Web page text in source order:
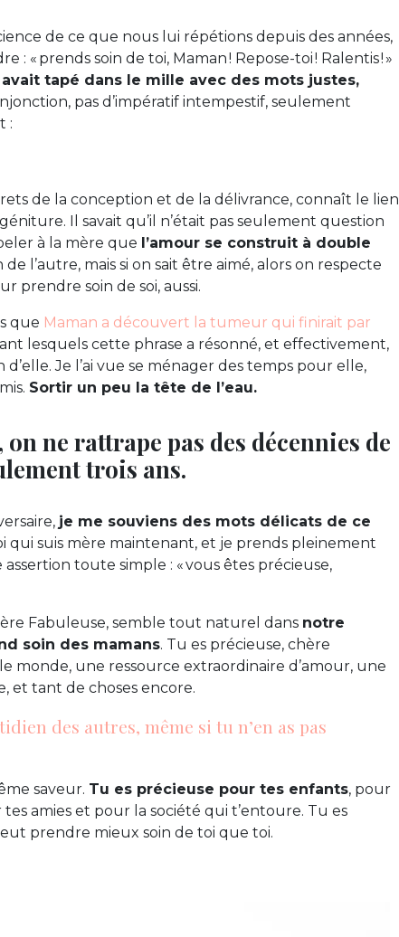
de ce que nous lui répétions depuis des années,
: « prends soin de toi, Maman ! Repose-toi ! Ralentis ! »
tapé dans le mille avec des mots justes,
pas d’impératif intempestif, seulement
:
de la conception et de la délivrance, connaît le lien
Il savait qu’il n’était pas seulement question
à la mère que l’amour se construit à double
l’autre, mais si on sait être aimé, alors on respecte
prendre soin de soi, aussi.
que Maman a découvert la tumeur qui finirait par
lesquels cette phrase a résonné, et effectivement,
Je l’ai vue se ménager des temps pour elle,
Sortir un peu la tête de l’eau.
ne rattrape pas des décennies de
trois ans.
je me souviens des mots délicats de ce
qui suis mère maintenant, et je prends pleinement
toute simple : « vous êtes précieuse,
Fabuleuse, semble tout naturel dans notre
soin des mamans. Tu es précieuse, chère
monde, une ressource extraordinaire d’amour, une
et tant de choses encore.
des autres, même si tu n’en as pas
saveur. Tu es précieuse pour tes enfants, pour
amies et pour la société qui t’entoure. Tu es
prendre mieux soin de toi que toi.